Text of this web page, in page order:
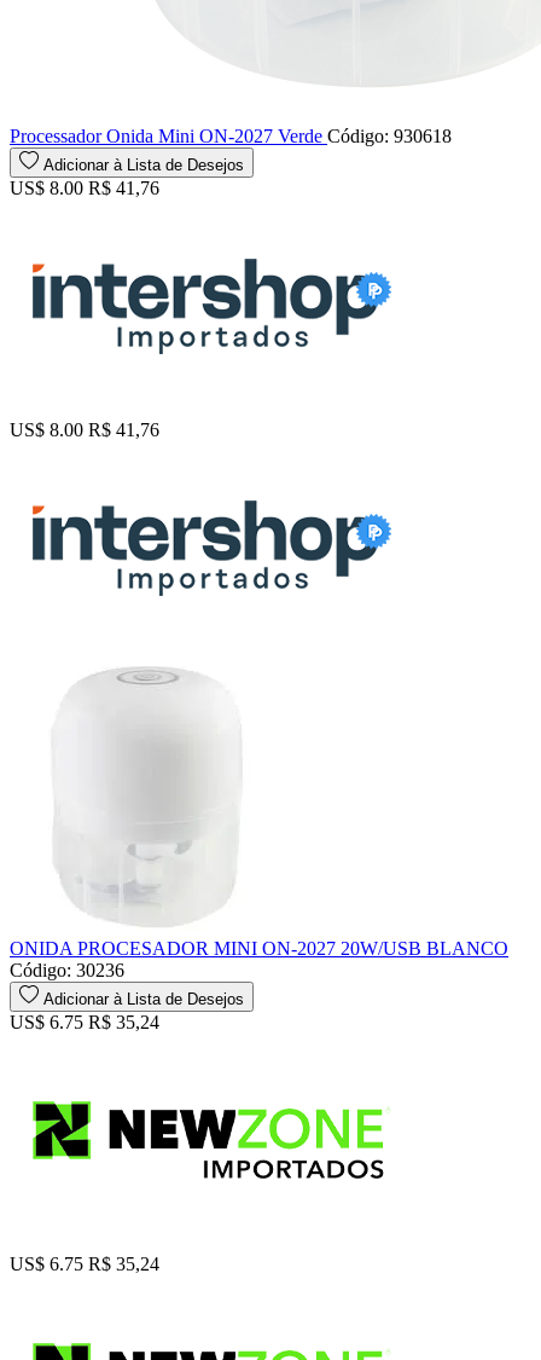
Processador Onida Mini ON-2027 Verde Código: 930618
Adicionar à Lista de Desejos
US$ 8.00 R$ 41,76
US$ 8.00 R$ 41,76
ONIDA PROCESADOR MINI ON-2027 20W/USB BLANCO
Código: 30236
Adicionar à Lista de Desejos
US$ 6.75 R$ 35,24
US$ 6.75 R$ 35,24